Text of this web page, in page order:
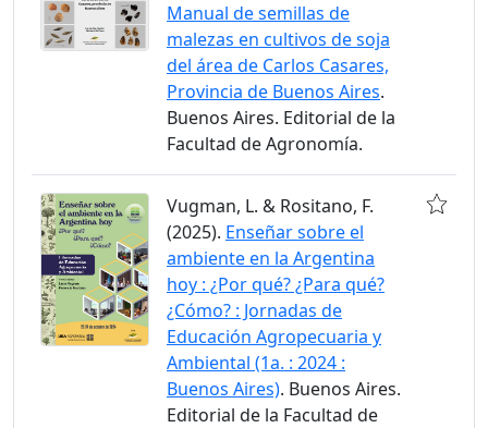
Manual de semillas de
malezas en cultivos de soja
del área de Carlos Casares,
Provincia de Buenos Aires.
Buenos Aires. Editorial de la
Facultad de Agronomía.
Vugman, L. & Rositano, F.
(2025). Enseñar sobre el
ambiente en la Argentina
hoy : ¿Por qué? ¿Para qué?
¿Cómo? : Jornadas de
Educación Agropecuaria y
Ambiental (1a. : 2024 :
Buenos Aires). Buenos Aires.
Editorial de la Facultad de